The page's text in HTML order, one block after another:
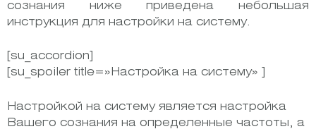
сознания ниже приведена небольшая
инструкция для настройки на систему.
[su_accordion]
[su_spoiler title=»Настройка на систему» ]
Настройкой на систему является настройка
Вашего сознания на определенные частоты, а